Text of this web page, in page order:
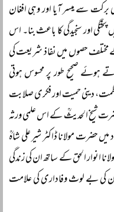
سے میسر آیا اور وہی افغان
اور سنجیدگی کا باعث بنا۔ اس
کے مختلف حصوں میں نفاذ شریعت کی
ہوئے صحیح طور پر محسوس ہوتی
دینی حمیت اور فکری صلابت
شیخ الحدیثؒ کے اس علمی ورثہ
حضرت مولانا ڈاکٹر شیر علی شاہؒ
انوار الحق کے ساتھ ان کی زندگی
کی بے لوث وفاداری کی علامت